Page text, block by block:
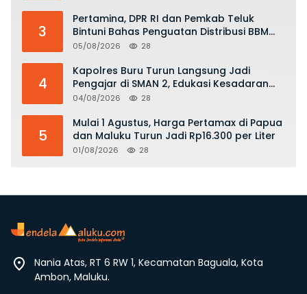
3
Pertamina, DPR RI dan Pemkab Teluk
Bintuni Bahas Penguatan Distribusi BBM
dan LPG
05/08/2026 28
4
Kapolres Buru Turun Langsung Jadi
Pengajar di SMAN 2, Edukasi Kesadaran
Hukum dan Stop Kekerasan
04/08/2026 28
5
Mulai 1 Agustus, Harga Pertamax di Papua
dan Maluku Turun Jadi Rp16.300 per Liter
01/08/2026 28
Nania Atas, RT 6 RW 1, Kecamatan Baguala, Kota
Ambon, Maluku.